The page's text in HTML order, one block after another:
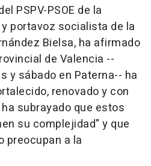
PSPV-PSOE de la
portavoz socialista de la
Bielsa, ha afirmado
de Valencia --
y sábado en Paterna-- ha
renovado y con
subrayado que estos
su complejidad" y que
preocupan a la